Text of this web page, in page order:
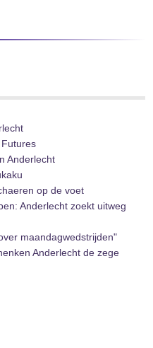
Anderlecht
op de voet
Anderlecht zoekt uitweg
maandagwedstrijden"
Anderlecht de zege